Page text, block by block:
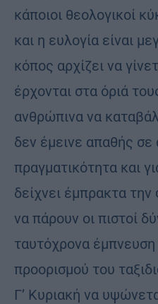
κάποιοι θεολογικοί
και η ευλογία είναι
κόπος αρχίζει να
έρχονται στα όριά
ανθρώπινα να
δεν έμεινε απαθής σε
πραγματικότητα και
δείχνει έμπρακτα
να πάρουν οι πιστοί
ταυτόχρονα
προορισμού του
Γ’ Κυριακή να